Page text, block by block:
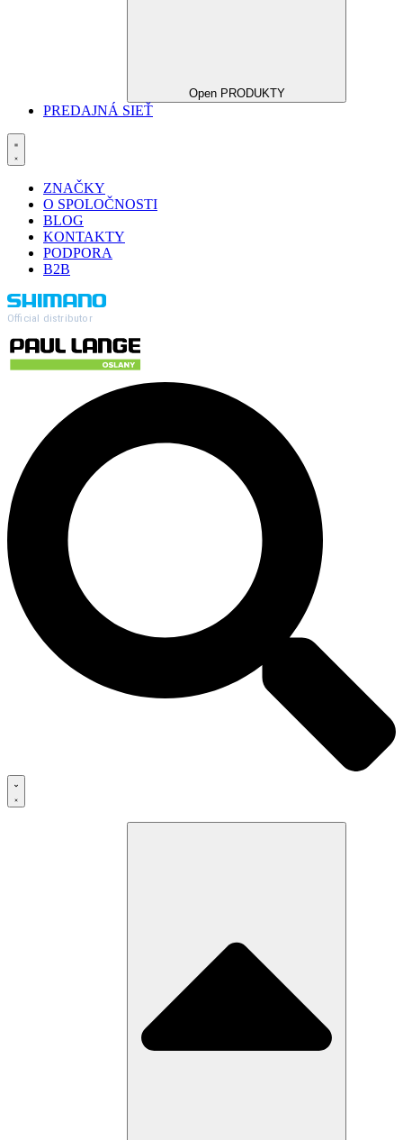
Open PRODUKTY
PREDAJNÁ SIEŤ
ZNAČKY
O SPOLOČNOSTI
BLOG
KONTAKTY
PODPORA
B2B
Official distributor